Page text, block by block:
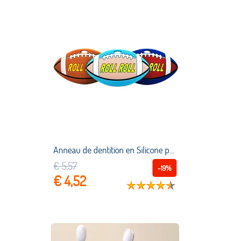
Anneau de dentition en Silicone pour bébé, dessin animé, trois couleurs, Rugby, jouet molaire sans Bpa, soins des dents pour enfants, nouvelle collection
-19%
€ 5,57
€ 4,52